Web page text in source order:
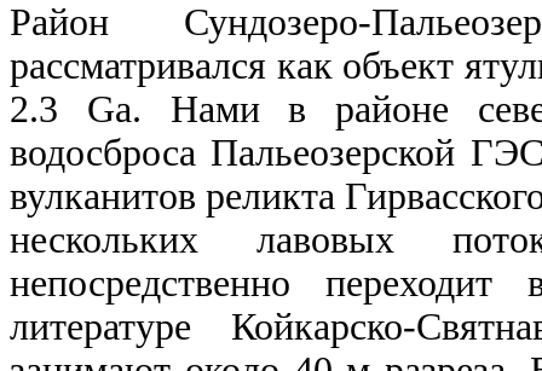
Район Сундозеро-
рассматривался как объект
2.3 Ga. Нами в районе
водосброса Пальеозерской ГЭС
вулканитов реликта
нескольких лавовых
непосредственно
литературе Койкарско-